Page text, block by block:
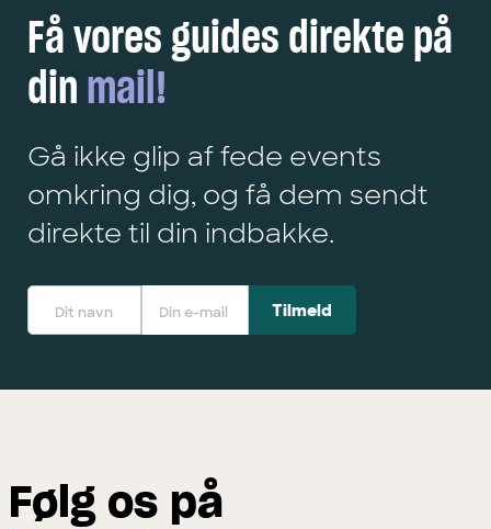
Få vores guides direkte på
din mail!
Gå ikke glip af fede events
omkring dig, og få dem sendt
direkte til din indbakke.
Følg os på